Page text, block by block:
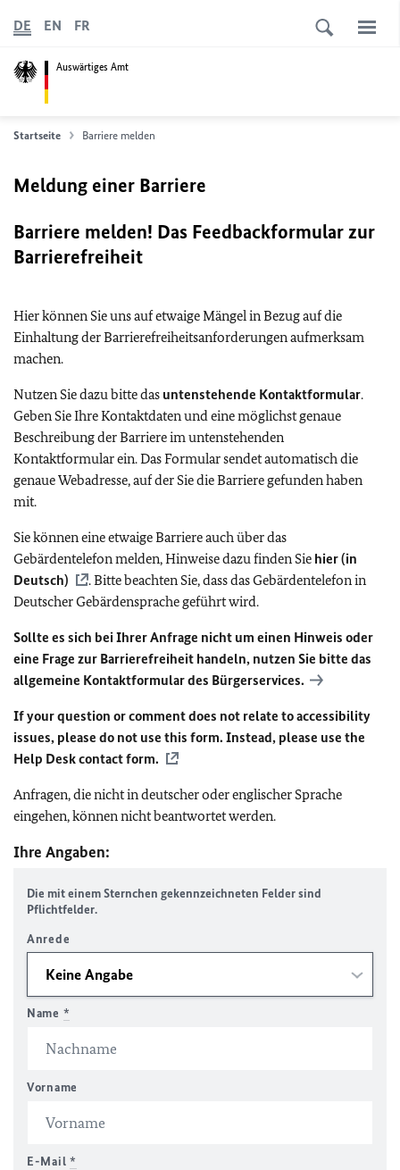
Auswärtiges Amt
DE EN FR
Startseite Barriere melden
Meldung einer Barriere
Barriere melden! Das Feedbackformular zur
Barrierefreiheit
Hier können Sie uns auf etwaige Mängel in Bezug auf die
Einhaltung der Barrierefreiheitsanforderungen aufmerksam
machen.
Nutzen Sie dazu bitte das untenstehende Kontaktformular.
Geben Sie Ihre Kontaktdaten und eine möglichst genaue
Beschreibung der Barriere im untenstehenden
Kontaktformular ein. Das Formular sendet automatisch die
genaue Webadresse, auf der Sie die Barriere gefunden haben
mit.
Sie können eine etwaige Barriere auch über das
Gebärdentelefon melden, Hinweise dazu finden Sie hier (in
Deutsch)
. Bitte beachten Sie, dass das Gebärdentelefon in
Deutscher Gebärdensprache geführt wird.
Sollte es sich bei Ihrer Anfrage nicht um einen Hinweis oder
eine Frage zur Barrierefreiheit handeln, nutzen Sie bitte das
allgemeine Kontaktformular des Bürgerservices.
If your question or comment does not relate to accessibility
issues, please do not use this form. Instead, please use the
Help Desk contact form.
Anfragen, die nicht in deutscher oder englischer Sprache
eingehen, können nicht beantwortet werden.
Ihre Angaben:
Die mit einem Sternchen gekennzeichneten Felder sind
Pflichtfelder.
Anrede
Name *
Vorname
E-Mail *